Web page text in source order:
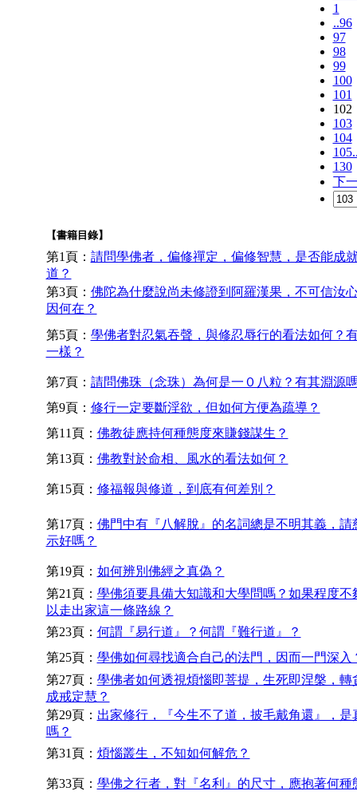
1
..96
97
98
99
100
101
102
103
104
130
下
【書籍目錄】
第1頁： 請問學佛者，偏修禪定，偏修智慧，是否能成
道？
第3頁： 佛陀為什麼說尚未修證到阿羅漢果，不可信汝
因何在？
第5頁： 學佛者對忍氣吞聲，與修忍辱行的看法如何？
一樣？
第7頁： 請問佛珠（念珠）為何是一０八粒？有其淵源
第9頁： 修行一定要斷淫欲，但如何方便為疏導？
第11頁： 佛教徒應持何種態度來賺錢謀生？
第13頁： 佛教對於命相、風水的看法如何？
第15頁： 修福報與修道，到底有何差別？
第17頁： 佛門中有『八解脫』的名詞總是不明其義，請
示好嗎？
第19頁： 如何辨別佛經之真偽？
第21頁： 學佛須要具備大知識和大學問嗎？如果程度不
以走出家這一條路線？
第23頁： 何謂『易行道』？何謂『難行道』？
第25頁： 學佛如何尋找適合自己的法門，因而一門深入
第27頁： 學佛者如何透視煩惱即菩提，生死即涅槃，轉
成戒定慧？
第29頁： 出家修行，『今生不了道，披毛戴角還』，是
嗎？
第31頁： 煩惱叢生，不知如何解危？
第33頁： 學佛之行者，對『名利』的尺寸，應抱著何種